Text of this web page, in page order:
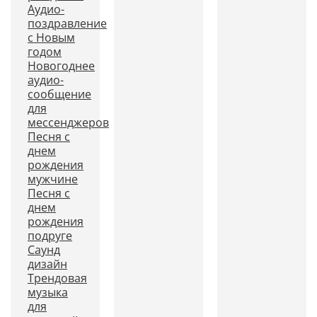
Аудио-
поздравление
с Новым
годом
Новогоднее
аудио-
сообщение
для
мессенджеров
Песня с
днем
рождения
мужчине
Песня с
днем
рождения
подруге
Саунд
дизайн
Трендовая
музыка
для